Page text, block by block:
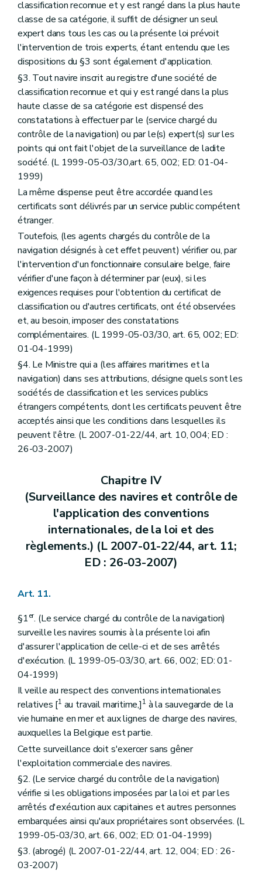
classification reconnue et y est rangé dans la plus haute
classe de sa catégorie, il suffit de désigner un seul
expert dans tous les cas ou la présente loi prévoit
l'intervention de trois experts, étant entendu que les
dispositions du §3 sont également d'application.
§3. Tout navire inscrit au registre d'une société de
classification reconnue et qui y est rangé dans la plus
haute classe de sa catégorie est dispensé des
constatations à effectuer par le (service chargé du
contrôle de la navigation) ou par le(s) expert(s) sur les
points qui ont fait l'objet de la surveillance de ladite
société. (L 1999-05-03/30,art. 65, 002; ED: 01-04-
1999)
La même dispense peut être accordée quand les
certificats sont délivrés par un service public compétent
étranger.
Toutefois, (les agents chargés du contrôle de la
navigation désignés à cet effet peuvent) vérifier ou, par
l'intervention d'un fonctionnaire consulaire belge, faire
vérifier d'une façon à déterminer par (eux), si les
exigences requises pour l'obtention du certificat de
classification ou d'autres certificats, ont été observées
et, au besoin, imposer des constatations
complémentaires. (L 1999-05-03/30, art. 65, 002; ED:
01-04-1999)
§4. Le Ministre qui a (les affaires maritimes et la
navigation) dans ses attributions, désigne quels sont les
sociétés de classification et les services publics
étrangers compétents, dont les certificats peuvent être
acceptés ainsi que les conditions dans lesquelles ils
peuvent l'être. (L 2007-01-22/44, art. 10, 004; ED :
26-03-2007)
Chapitre IV
(Surveillance des navires et contrôle de
l'application des conventions
internationales, de la loi et des
règlements.) (L 2007-01-22/44, art. 11;
ED : 26-03-2007)
Art. 11.
§1er. (Le service chargé du contrôle de la navigation)
surveille les navires soumis à la présente loi afin
d'assurer l'application de celle-ci et de ses arrêtés
d'exécution. (L 1999-05-03/30, art. 66, 002; ED: 01-
04-1999)
Il veille au respect des conventions internationales
relatives [1 au travail maritime,]1 à la sauvegarde de la
vie humaine en mer et aux lignes de charge des navires,
auxquelles la Belgique est partie.
Cette surveillance doit s'exercer sans gêner
l'exploitation commerciale des navires.
§2. (Le service chargé du contrôle de la navigation)
vérifie si les obligations imposées par la loi et par les
arrêtés d'exécution aux capitaines et autres personnes
embarquées ainsi qu'aux propriétaires sont observées. (L
1999-05-03/30, art. 66, 002; ED: 01-04-1999)
§3. (abrogé) (L 2007-01-22/44, art. 12, 004; ED : 26-
03-2007)